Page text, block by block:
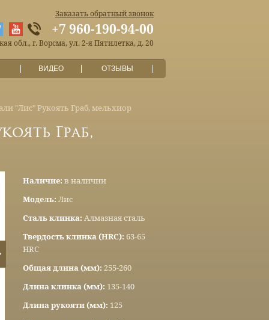
Заказать обратный звонок
+7 960-190-94-00
обл., г. Ворсма, ул. 2-я Пятилетка, д. 20
ВИДЕО ОТЗЫВЫ
"Лис" Рукоять Граб, мельхиор
Граб,
Наличие: в наличии
Модель: Лис
Сталь клинка: Алмазная сталь
Твердость клинка (HRC): 63-65
HRC
Общая длина (мм): 255-260
Длина клинка (мм): 135-140
Длина рукояти (мм): 125